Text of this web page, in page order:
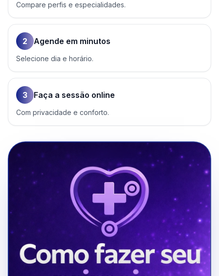
Compare perfis e especialidades.
2 Agende em minutos
Selecione dia e horário.
3 Faça a sessão online
Com privacidade e conforto.